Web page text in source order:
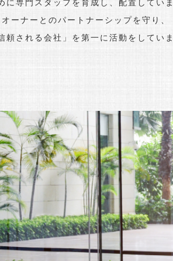
専門スタッフを育成し、配置していま
ーナーとのパートナーシップを守り、
される会社」を第一に活動をしていま